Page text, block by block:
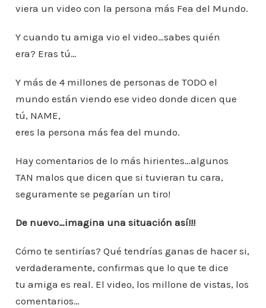
viera un video con la persona más Fea del Mundo.
Y cuando tu amiga vio el video…sabes quién
era? Eras tú…
Y más de 4 millones de personas de TODO el
mundo están viendo ese video donde dicen que
tú, NAME,
eres la persona más fea del mundo.
Hay comentarios de lo más hirientes…algunos
TAN malos que dicen que si tuvieran tu cara,
seguramente se pegarían un tiro!
De nuevo…imagina una situación así!!!
Cómo te sentirías? Qué tendrías ganas de hacer si,
verdaderamente, confirmas que lo que te dice
tu amiga es real. El video, los millone de vistas, los
comentarios…